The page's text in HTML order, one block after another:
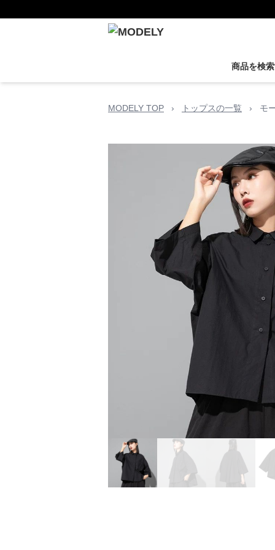
商品を検
MODELY TOP › トップスの一覧 › モ